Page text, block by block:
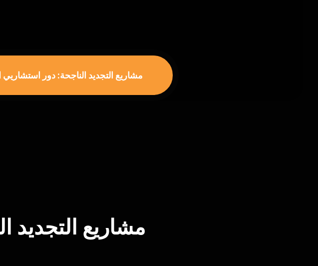
مشاريع التجديد الناجحة: دور
مشاريع التجديد